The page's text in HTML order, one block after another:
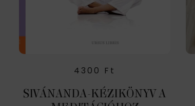
4300 Ft
SIVÁNANDA-KÉZIKÖNYV A